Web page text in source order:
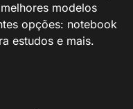
modelos
opções: notebook
estudos e mais.